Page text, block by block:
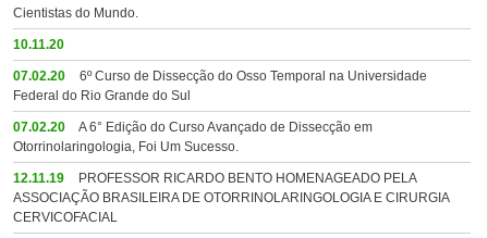
Cientistas do Mundo.
10.11.20
07.02.20
6º Curso de Dissecção do Osso Temporal na Universidade
Federal do Rio Grande do Sul
07.02.20
A 6° Edição do Curso Avançado de Dissecção em
Otorrinolaringologia, Foi Um Sucesso.
12.11.19
PROFESSOR RICARDO BENTO HOMENAGEADO PELA
ASSOCIAÇÃO BRASILEIRA DE OTORRINOLARINGOLOGIA E CIRURGIA
CERVICOFACIAL